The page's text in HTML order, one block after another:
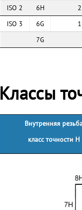
ISO 2
6H
ISO 3
6G
7G
Классы
Внутренняя
класс точности H